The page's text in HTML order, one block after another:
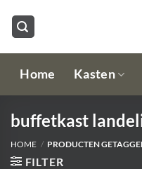
naar
Home Kasten
buffetkast
HOME / PRODUCTEN
FILTER